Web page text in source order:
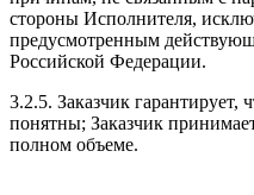
стороны Исполнителя,
предусмотренным
Российской Федерации.
3.2.5. Заказчик гарантирует,
понятны; Заказчик
полном объеме.